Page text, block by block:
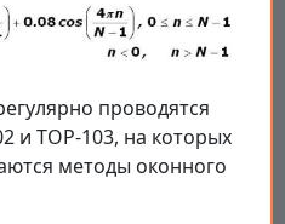
проводятся
и ТОР-103, на которых
методы оконного